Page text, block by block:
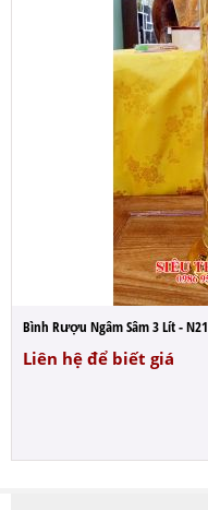
Bình Rượu Ngâm Sâm 3 Lít - N21
Liên hệ để biết giá